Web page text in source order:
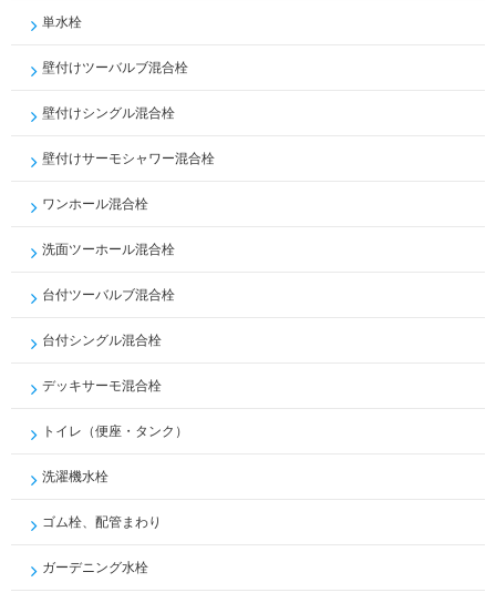
単水栓
壁付けツーバルブ混合栓
壁付けシングル混合栓
壁付けサーモシャワー混合栓
ワンホール混合栓
洗面ツーホール混合栓
台付ツーバルブ混合栓
台付シングル混合栓
デッキサーモ混合栓
トイレ（便座・タンク）
洗濯機水栓
ゴム栓、配管まわり
ガーデニング水栓